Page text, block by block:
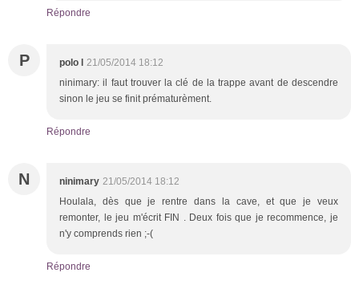
Répondre
P polo l 21/05/2014 18:12
ninimary: il faut trouver la clé de la trappe avant de descendre
sinon le jeu se finit prématurèment.
Répondre
N ninimary 21/05/2014 18:12
Houlala, dès que je rentre dans la cave, et que je veux
remonter, le jeu m'écrit FIN . Deux fois que je recommence, je
n'y comprends rien ;-(
Répondre